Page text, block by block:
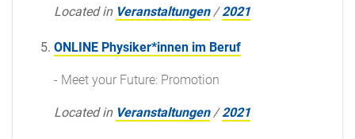
Located in Veranstaltungen /2021
ONLINE Physiker*innen im Beruf
- Meet your Future: Promotion
Located in Veranstaltungen /2021